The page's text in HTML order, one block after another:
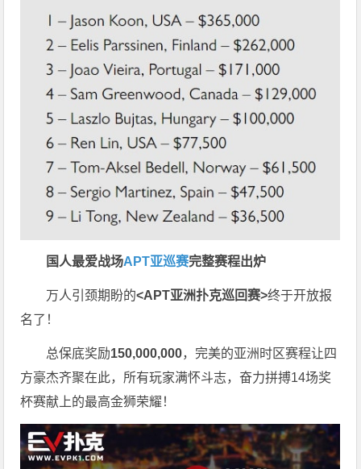
国人最爱战场APT亚巡赛完整赛程出炉
万人引颈期盼的<APT亚洲扑克巡回赛>终于开放报
名了！
总保底奖励150,000,000，完美的亚洲时区赛程让四
方豪杰齐聚在此，所有玩家满怀斗志，奋力拼搏14场奖
杯赛献上的最高金狮荣耀！